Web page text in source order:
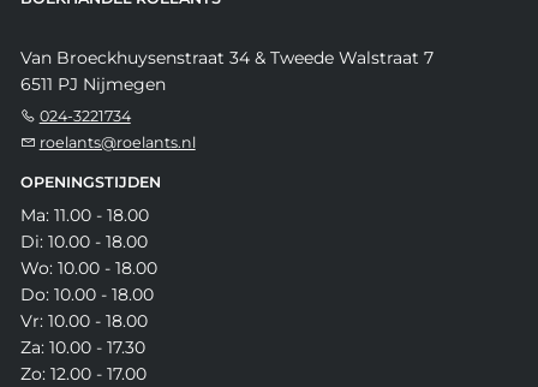
Van Broeckhuysenstraat 34 & Tweede Walstraat 7
6511 PJ Nijmegen
024-3221734
roelants@roelants.nl
OPENINGSTIJDEN
Ma: 11.00 - 18.00
Di: 10.00 - 18.00
Wo: 10.00 - 18.00
Do: 10.00 - 18.00
Vr: 10.00 - 18.00
Za: 10.00 - 17.30
Zo: 12.00 - 17.00